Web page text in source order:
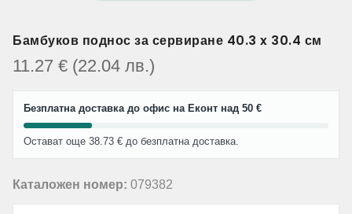
Бамбуков поднос за сервиране 40.3 x 30.4 см
11.27 € (22.04 лв.)
Безплатна доставка до офис на Еконт над 50 €
Остават още 38.73 € до безплатна доставка.
Каталожен номер: 079382